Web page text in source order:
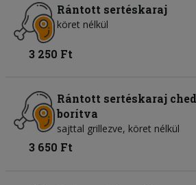
Rántott sertéskaraj
köret nélkül
3 250 Ft
Rántott sertéskaraj
borítva
sajttal grillezve, köret nélkül
3 650 Ft